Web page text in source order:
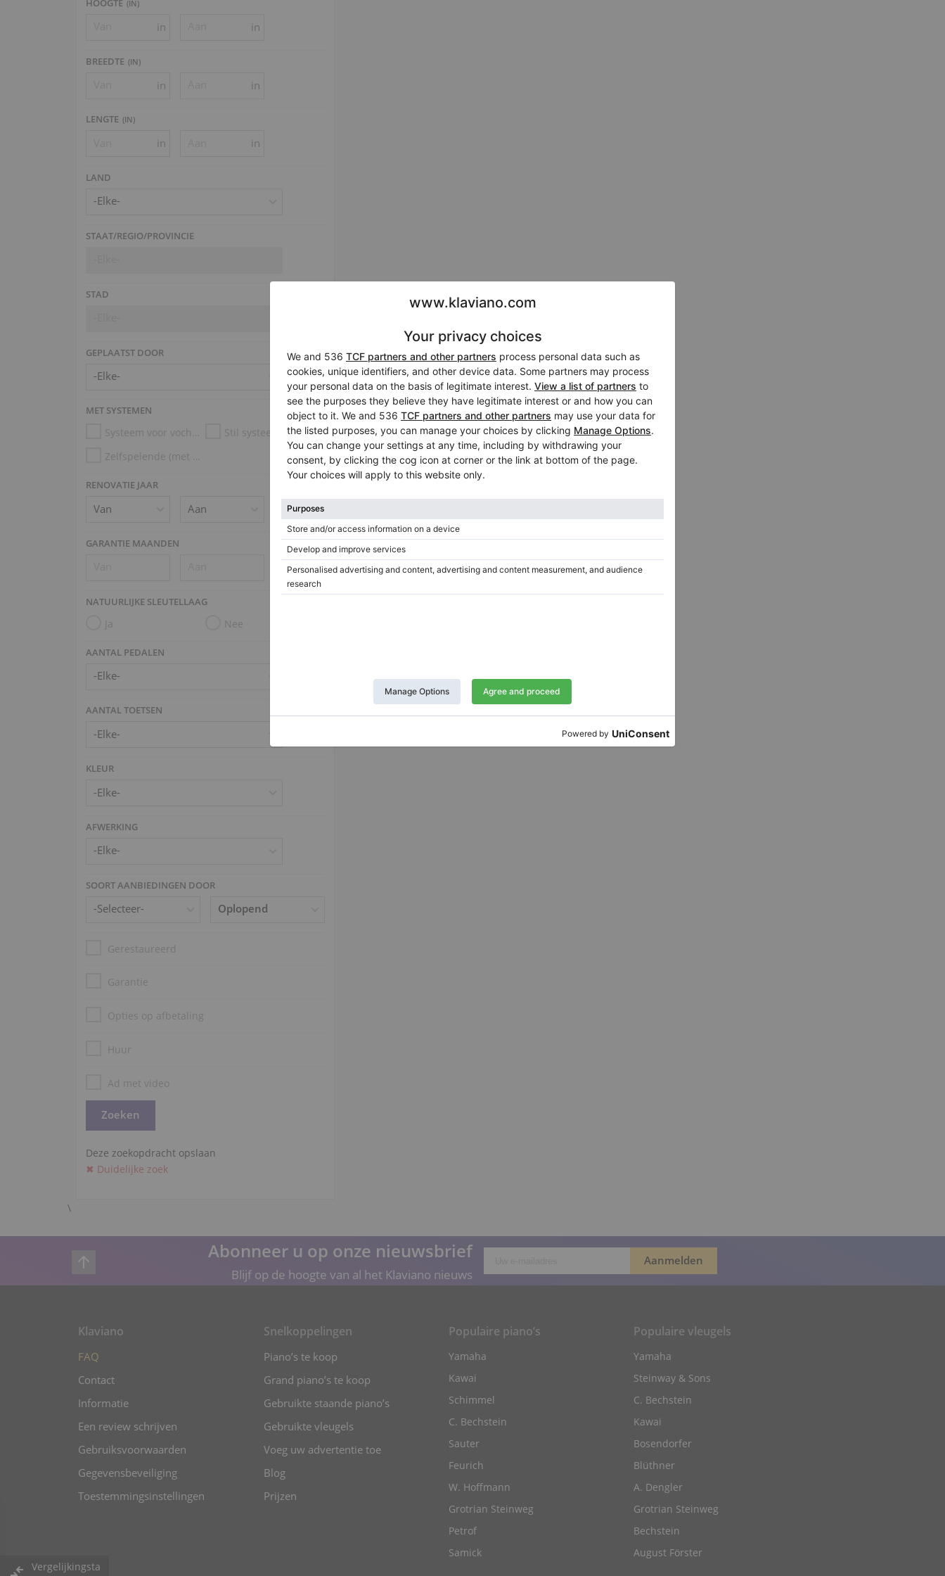
HOOGTE (IN)
in in
BREEDTE (IN)
in in
LENGTE (IN)
in in
LAND
-Elke-
STAAT/REGIO/PROVINCIE
STAD
GEPLAATST DOOR
MET SYSTEMEN
Systeem voor vochtigheidscontrole
Stil systeem
Zelfspelende (met Disklavier, PianoDisc, Kioshi)
RENOVATIE JAAR
GARANTIE MAANDEN
NATUURLIJKE SLEUTELLAAG
Ja Nee
AANTAL PEDALEN
AANTAL TOETSEN
KLEUR
AFWERKING
SOORT AANBIEDINGEN DOOR
Gerestaureerd
Garantie
Opties op afbetaling
Huur
Ad met video
Deze zoekopdracht opslaan
✖ Duidelijke zoek
\
Abonneer u op onze nieuwsbrief
Blijf op de hoogte van al het Klaviano nieuws
Klaviano
FAQ
Contact
Informatie
Een review schrijven
Gebruiksvoorwaarden
Gegevensbeveiliging
Toestemmingsinstellingen
Snelkoppelingen
Piano’s te koop
Grand piano’s te koop
Gebruikte staande piano’s
Gebruikte vleugels
Voeg uw advertentie toe
Blog
Prijzen
Populaire piano’s
Yamaha
Kawai
Schimmel
C. Bechstein
Sauter
Feurich
W. Hoffmann
Grotrian Steinweg
Petrof
Samick
Populaire vleugels
Yamaha
Steinway & Sons
C. Bechstein
Kawai
Bosendorfer
Blüthner
A. Dengler
Grotrian Steinweg
Bechstein
August Förster
Vergelijkingsta